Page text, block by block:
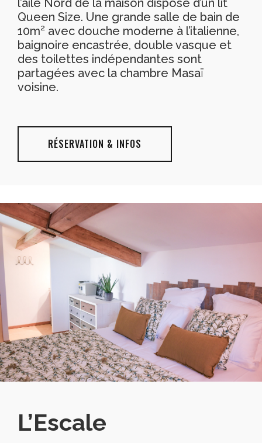
l’aile Nord de la maison dispose d’un lit
Queen Size. Une grande salle de bain de
10m² avec douche moderne à l’italienne,
baignoire encastrée, double vasque et
des toilettes indépendantes sont
partagées avec la chambre Masaï
voisine.
RÉSERVATION & INFOS
L’Escale